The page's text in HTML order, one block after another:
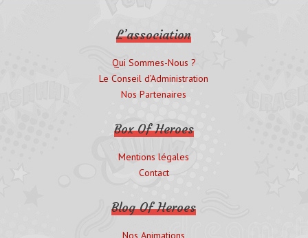
L’association
Qui Sommes-Nous ?
Le Conseil d’Administration
Nos Partenaires
Box Of Heroes
Mentions légales
Contact
Blog Of Heroes